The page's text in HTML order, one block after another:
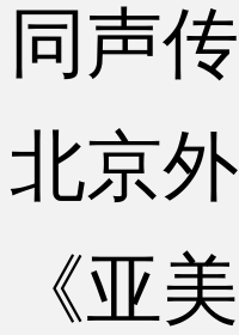
同声
北京
《亚